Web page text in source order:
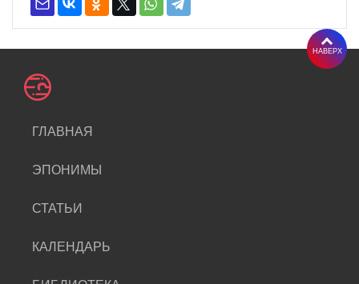
ГЛАВНАЯ
ЭПОНИМЫ
СТАТЬИ
КАЛЕНДАРЬ
НАВЕРХ